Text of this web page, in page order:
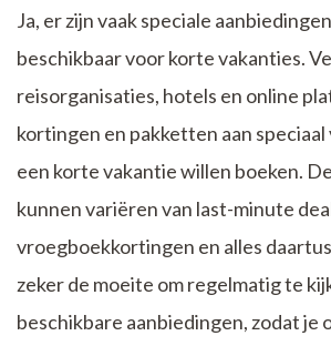
Ja, er zijn vaak speciale
beschikbaar voor korte vakanties.
reisorganisaties, hotels en online
kortingen en pakketten aan speciaal
een korte vakantie willen boeken.
kunnen variëren van last-minute
vroegboekkortingen en alles
zeker de moeite om regelmatig te
beschikbare aanbiedingen, zodat je